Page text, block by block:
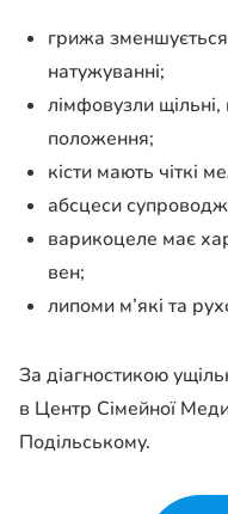
грижа
натужуванні;
лімфовузли
положення;
кісти мають чіткі
абсцеси
варикоцеле має
вен;
липоми м’які та
За діагностикою
в Центр Сімейної
Подільському.